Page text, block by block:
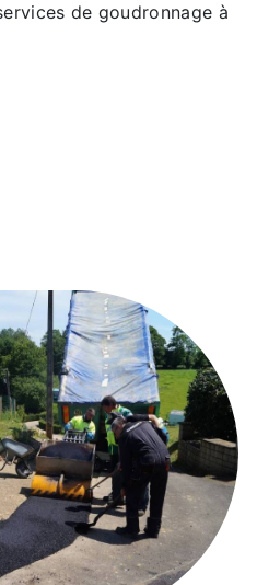
de goudronnage à